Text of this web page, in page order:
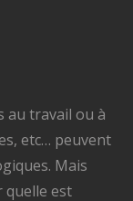
au travail ou à
etc… peuvent
Mais
quelle est